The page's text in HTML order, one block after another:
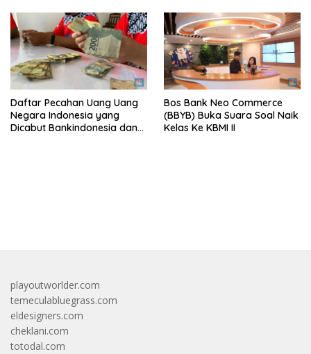
Daftar Pecahan Uang Uang
Negara Indonesia yang
Dicabut Bankindonesia dan
Bos Bank Neo Commerce
(BBYB) Buka Suara Soal Naik
Kelas Ke KBMI II
playoutworlder.com
temeculabluegrass.com
eldesigners.com
cheklani.com
totodal.com